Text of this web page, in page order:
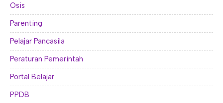
Osis
Parenting
Pelajar Pancasila
Peraturan Pemerintah
Portal Belajar
PPDB